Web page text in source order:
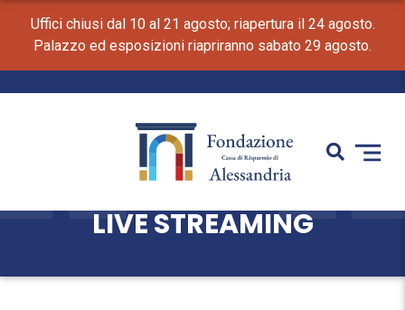
Uffici chiusi dal 10 al 21 agosto; riapertura il 24 agosto.
Palazzo ed esposizioni riapriranno sabato 29 agosto.
LIVE STREAMING